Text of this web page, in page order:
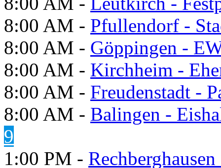
8:00 AM - Pfullendorf -
8:00 AM - Göppingen -
8:00 AM - Kirchheim -
8:00 AM - Freudenstadt -
8:00 AM - Balingen -
9
1:00 PM -